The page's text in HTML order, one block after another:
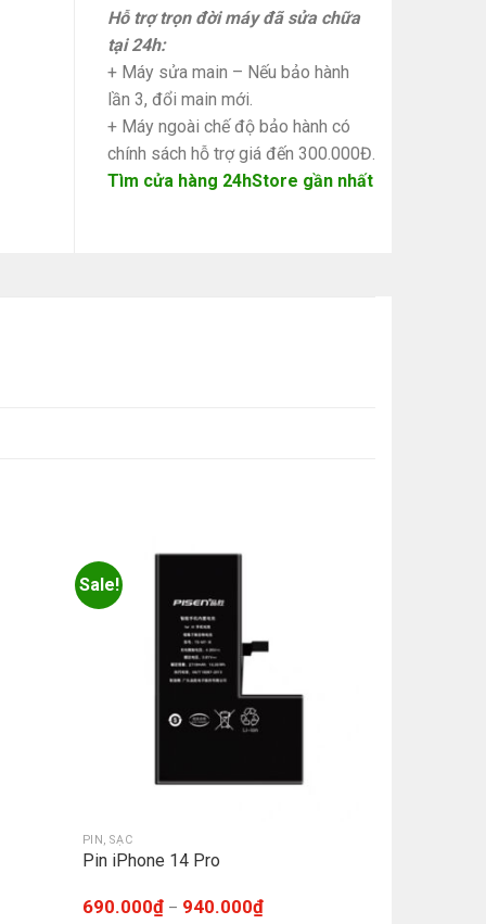
Hỗ trợ trọn đời máy đã sửa chữa
tại 24h:
+ Máy sửa main – Nếu bảo hành
lần 3, đổi main mới.
+ Máy ngoài chế độ bảo hành có
chính sách hỗ trợ giá đến 300.000Đ.
Tìm cửa hàng 24hStore gần nhất
Sale!
PIN, SẠC
Pin iPhone 14 Pro
690.000₫– 940.000₫